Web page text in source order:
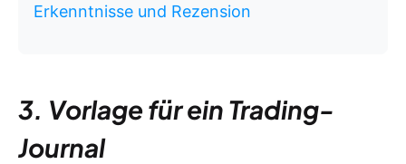
Erkenntnisse und Rezension
3. Vorlage für ein Trading-
Journal